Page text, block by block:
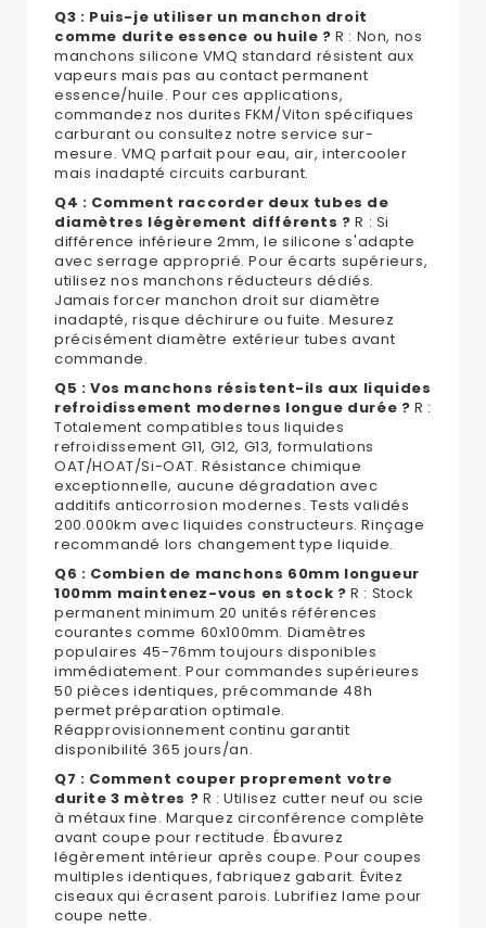
Q3 : Puis-je utiliser un manchon droit
comme durite essence ou huile ? R : Non, nos
manchons silicone VMQ standard résistent aux
vapeurs mais pas au contact permanent
essence/huile. Pour ces applications,
commandez nos durites FKM/Viton spécifiques
carburant ou consultez notre service sur-
mesure. VMQ parfait pour eau, air, intercooler
mais inadapté circuits carburant.
Q4 : Comment raccorder deux tubes de
diamètres légèrement différents ? R : Si
différence inférieure 2mm, le silicone s'adapte
avec serrage approprié. Pour écarts supérieurs,
utilisez nos manchons réducteurs dédiés.
Jamais forcer manchon droit sur diamètre
inadapté, risque déchirure ou fuite. Mesurez
précisément diamètre extérieur tubes avant
commande.
Q5 : Vos manchons résistent-ils aux liquides
refroidissement modernes longue durée ? R :
Totalement compatibles tous liquides
refroidissement G11, G12, G13, formulations
OAT/HOAT/Si-OAT. Résistance chimique
exceptionnelle, aucune dégradation avec
additifs anticorrosion modernes. Tests validés
200.000km avec liquides constructeurs. Rinçage
recommandé lors changement type liquide.
Q6 : Combien de manchons 60mm longueur
100mm maintenez-vous en stock ? R : Stock
permanent minimum 20 unités références
courantes comme 60x100mm. Diamètres
populaires 45-76mm toujours disponibles
immédiatement. Pour commandes supérieures
50 pièces identiques, précommande 48h
permet préparation optimale.
Réapprovisionnement continu garantit
disponibilité 365 jours/an.
Q7 : Comment couper proprement votre
durite 3 mètres ? R : Utilisez cutter neuf ou scie
à métaux fine. Marquez circonférence complète
avant coupe pour rectitude. Ébavurez
légèrement intérieur après coupe. Pour coupes
multiples identiques, fabriquez gabarit. Évitez
ciseaux qui écrasent parois. Lubrifiez lame pour
coupe nette.